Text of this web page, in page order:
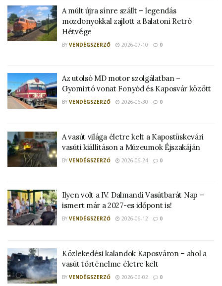
A múlt újra sínre szállt – legendás
mozdonyokkal zajlott a Balatoni Retró
Hétvége
BY VENDÉGSZERZŐ 2026-07-10 0
Az utolsó MD motor szolgálatban –
Gyomirtó vonat Fonyód és Kaposvár között
BY VENDÉGSZERZŐ 2026-06-30 0
A vasút világa életre kelt a Kapostüskevári
vasúti kiállításon a Múzeumok Éjszakáján
BY VENDÉGSZERZŐ 2026-06-24 0
Ilyen volt a IV. Dalmandi Vasútbarát Nap –
ismert már a 2027-es időpont is!
BY VENDÉGSZERZŐ 2026-06-12 0
Közlekedési kalandok Kaposváron – ahol a
vasút történelme életre kelt
BY VENDÉGSZERZŐ 2026-06-02 0